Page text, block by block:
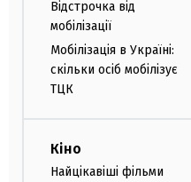
Відстрочка від
мобілізації
Мобілізація в Україні:
скільки осіб мобілізує
ТЦК
Кіно
Найцікавіші фільми